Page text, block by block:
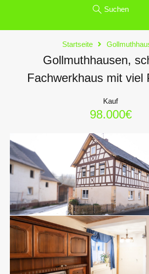
Suchen
Startseite
Gollmuthhausen,
Fachwerkhaus mit viel
Kauf
98.000€